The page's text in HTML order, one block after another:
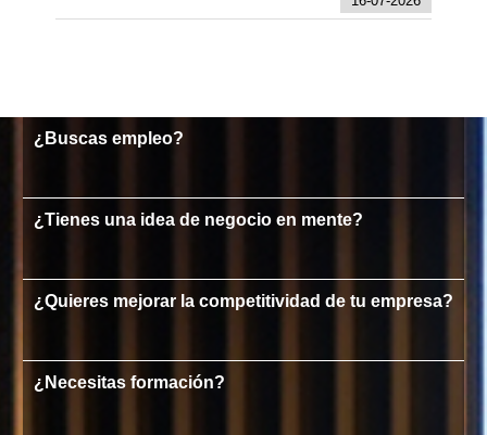
¿Buscas empleo?
¿Tienes una idea de negocio en mente?
¿Quieres mejorar la competitividad de tu empresa?
¿Necesitas formación?